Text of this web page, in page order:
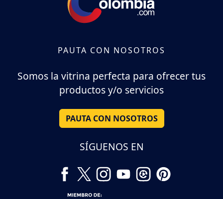
PAUTA CON NOSOTROS
Somos la vitrina perfecta para ofrecer tus
productos y/o servicios
PAUTA CON NOSOTROS
SÍGUENOS EN